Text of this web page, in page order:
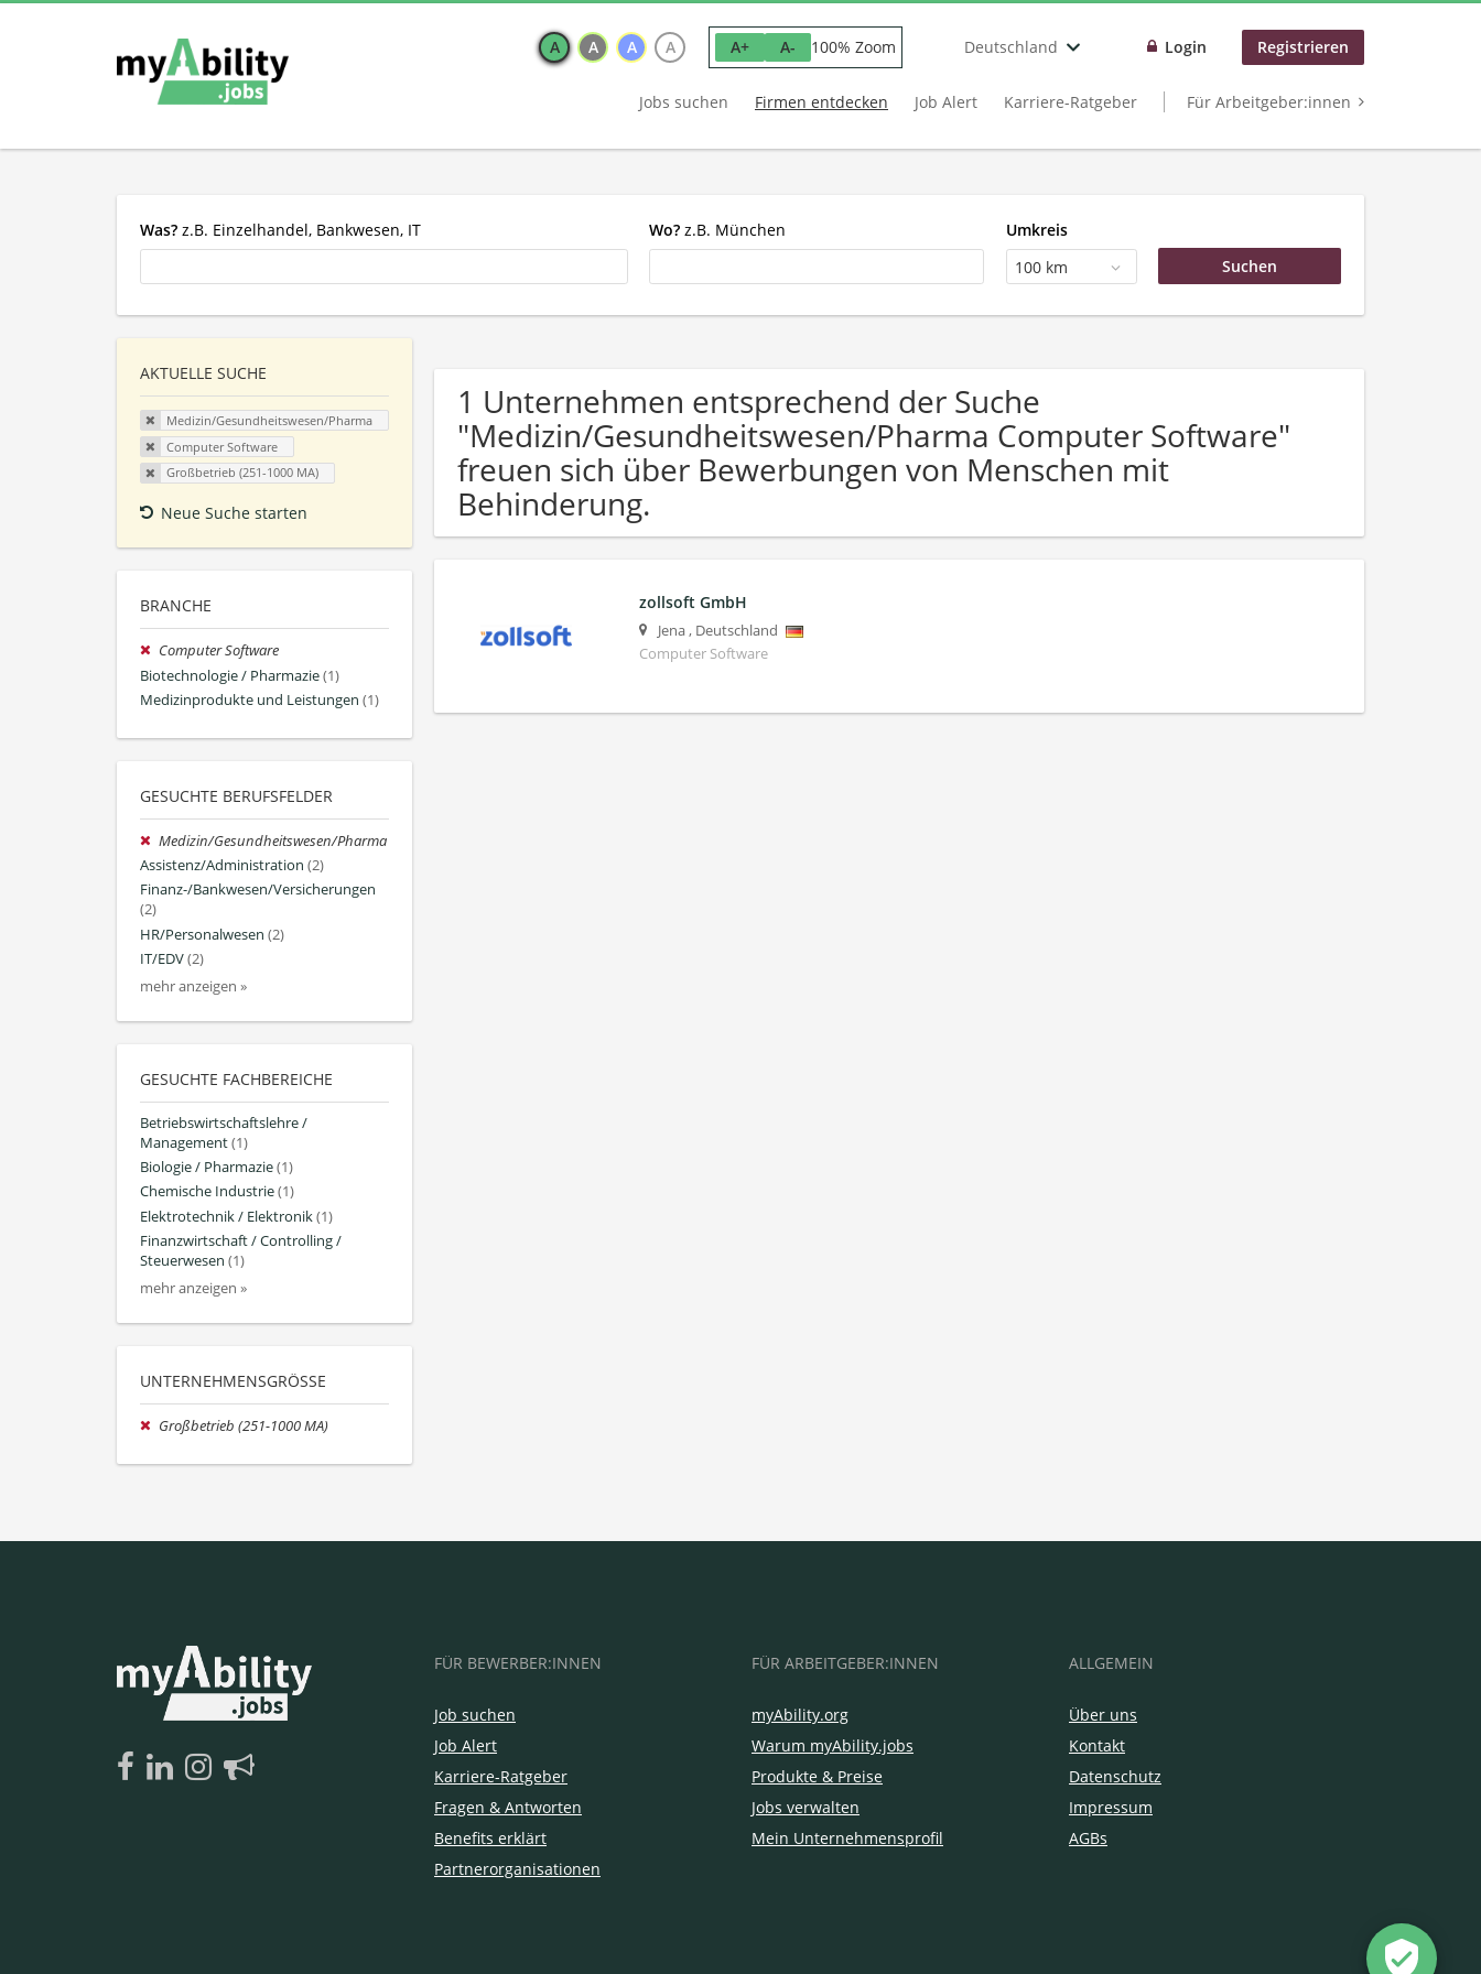
A A A A A+ A- 100% Zoom Deutschland Login Registrieren
Jobs suchen Firmen entdecken Job Alert Karriere-Ratgeber Für Arbeitgeber:innen
Was? z.B. Einzelhandel, Bankwesen, IT Wo? z.B. München
Umkreis
100 km
AKTUELLE SUCHE
Medizin/Gesundheitswesen/Pharma
Computer Software
Großbetrieb (251-1000 MA)
Neue Suche starten
BRANCHE
Computer Software
Biotechnologie / Pharmazie(1)
Medizinprodukte und Leistungen (1)
GESUCHTE BERUFSFELDER
Medizin/Gesundheitswesen/Pharma
Assistenz/Administration (2)
Finanz-/Bankwesen/Versicherungen
(2)
HR/Personalwesen (2)
IT/EDV(2)
mehr anzeigen »
GESUCHTE FACHBEREICHE
Betriebswirtschaftslehre /
Management(1)
Biologie / Pharmazie(1)
Chemische Industrie(1)
Elektrotechnik / Elektronik(1)
Finanzwirtschaft / Controlling /
Steuerwesen (1)
mehr anzeigen »
UNTERNEHMENSGRÖSSE
Großbetrieb (251-1000 MA)
1 Unternehmen entsprechend der Suche
"Medizin/Gesundheitswesen/Pharma Computer Software"
freuen sich über Bewerbungen von Menschen mit
Behinderung.
zollsoft GmbH
Jena, Deutschland
Computer Software
FÜR BEWERBER:INNEN
Job suchen
Job Alert
Karriere-Ratgeber
Fragen & Antworten
Benefits erklärt
Partnerorganisationen
FÜR ARBEITGEBER:INNEN
myAbility.org
Warum myAbility.jobs
Produkte & Preise
Jobs verwalten
Mein Unternehmensprofil
ALLGEMEIN
Über uns
Kontakt
Datenschutz
Impressum
AGBs